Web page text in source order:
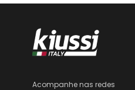
Acompanhe nas redes